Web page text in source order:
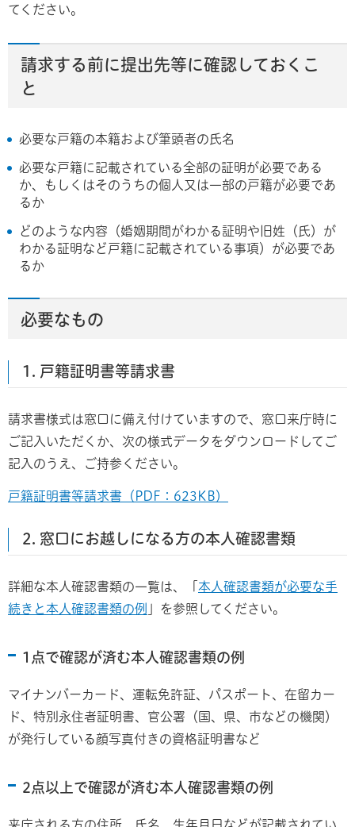
てください。
請求する前に提出先等に確認しておくこ
と
必要な戸籍の本籍および筆頭者の氏名
必要な戸籍に記載されている全部の証明が必要である
か、もしくはそのうちの個人又は一部の戸籍が必要であ
るか
どのような内容（婚姻期間がわかる証明や旧姓（氏）が
わかる証明など戸籍に記載されている事項）が必要であ
るか
必要なもの
1. 戸籍証明書等請求書
請求書様式は窓口に備え付けていますので、窓口来庁時に
ご記入いただくか、次の様式データをダウンロードしてご
記入のうえ、ご持参ください。
戸籍証明書等請求書（PDF：623KB）
2. 窓口にお越しになる方の本人確認書類
詳細な本人確認書類の一覧は、「 本人確認書類が必要な手
続きと本人確認書類の例
」を参照してください。
1点で確認が済む本人確認書類の例
マイナンバーカード、運転免許証、パスポート、在留カー
ド、特別永住者証明書、官公署（国、県、市などの機関）
が発行している顔写真付きの資格証明書など
2点以上で確認が済む本人確認書類の例